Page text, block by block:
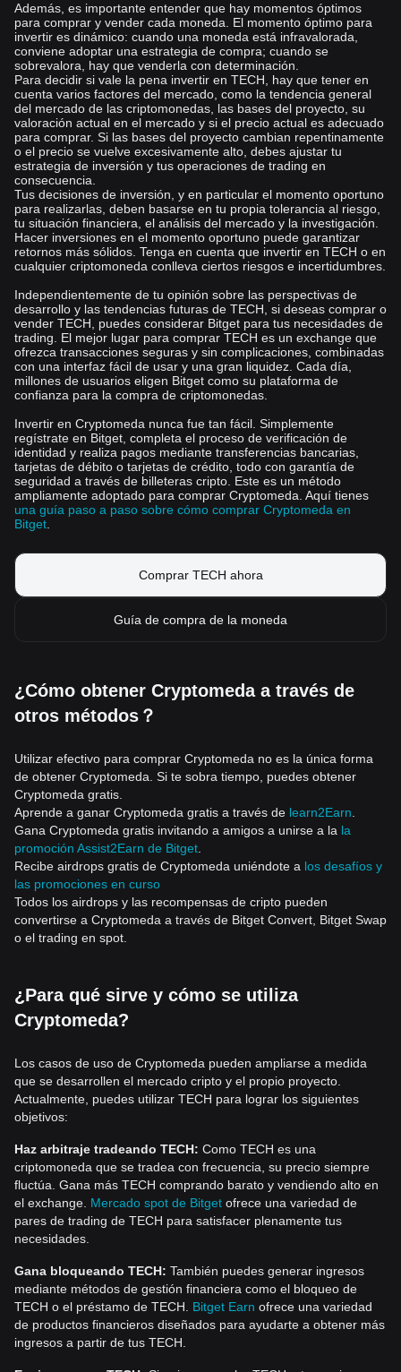
Además, es importante entender que hay momentos óptimos
para comprar y vender cada moneda. El momento óptimo para
invertir es dinámico: cuando una moneda está infravalorada,
conviene adoptar una estrategia de compra; cuando se
sobrevalora, hay que venderla con determinación.
Para decidir si vale la pena invertir en TECH, hay que tener en
cuenta varios factores del mercado, como la tendencia general
del mercado de las criptomonedas, las bases del proyecto, su
valoración actual en el mercado y si el precio actual es adecuado
para comprar. Si las bases del proyecto cambian repentinamente
o el precio se vuelve excesivamente alto, debes ajustar tu
estrategia de inversión y tus operaciones de trading en
consecuencia.
Tus decisiones de inversión, y en particular el momento oportuno
para realizarlas, deben basarse en tu propia tolerancia al riesgo,
tu situación financiera, el análisis del mercado y la investigación.
Hacer inversiones en el momento oportuno puede garantizar
retornos más sólidos. Tenga en cuenta que invertir en TECH o en
cualquier criptomoneda conlleva ciertos riesgos e incertidumbres.
Independientemente de tu opinión sobre las perspectivas de
desarrollo y las tendencias futuras de TECH, si deseas comprar o
vender TECH, puedes considerar Bitget para tus necesidades de
trading. El mejor lugar para comprar TECH es un exchange que
ofrezca transacciones seguras y sin complicaciones, combinadas
con una interfaz fácil de usar y una gran liquidez. Cada día,
millones de usuarios eligen Bitget como su plataforma de
confianza para la compra de criptomonedas.
Invertir en Cryptomeda nunca fue tan fácil. Simplemente
regístrate en Bitget, completa el proceso de verificación de
identidad y realiza pagos mediante transferencias bancarias,
tarjetas de débito o tarjetas de crédito, todo con garantía de
seguridad a través de billeteras cripto. Este es un método
ampliamente adoptado para comprar Cryptomeda. Aquí tienes
una guía paso a paso sobre cómo comprar Cryptomeda en
Bitget
Comprar TECH ahora
Guía de compra de la moneda
¿Cómo obtener Cryptomeda a través de
otros métodos？
Utilizar efectivo para comprar Cryptomeda no es la única forma
de obtener Cryptomeda. Si te sobra tiempo, puedes obtener
Cryptomeda gratis.
Aprende a ganar Cryptomeda gratis a través de learn2Earn
Gana Cryptomeda gratis invitando a amigos a unirse a la la
promoción Assist2Earn de Bitget
Recibe airdrops gratis de Cryptomeda uniéndote a los desafíos y
las promociones en curso
Todos los airdrops y las recompensas de cripto pueden
convertirse a Cryptomeda a través de Bitget Convert, Bitget Swap
o el trading en spot.
¿Para qué sirve y cómo se utiliza
Cryptomeda?
Los casos de uso de Cryptomeda pueden ampliarse a medida
que se desarrollen el mercado cripto y el propio proyecto.
Actualmente, puedes utilizar TECH para lograr los siguientes
objetivos:
Haz arbitraje tradeando TECH: Como TECH es una
criptomoneda que se tradea con frecuencia, su precio siempre
fluctúa. Gana más TECH comprando barato y vendiendo alto en
el exchange. Mercado spot de Bitget ofrece una variedad de
pares de trading de TECH para satisfacer plenamente tus
necesidades.
Gana bloqueando TECH: También puedes generar ingresos
mediante métodos de gestión financiera como el bloqueo de
TECH o el préstamo de TECH. Bitget Earn ofrece una variedad
de productos financieros diseñados para ayudarte a obtener más
ingresos a partir de tus TECH.